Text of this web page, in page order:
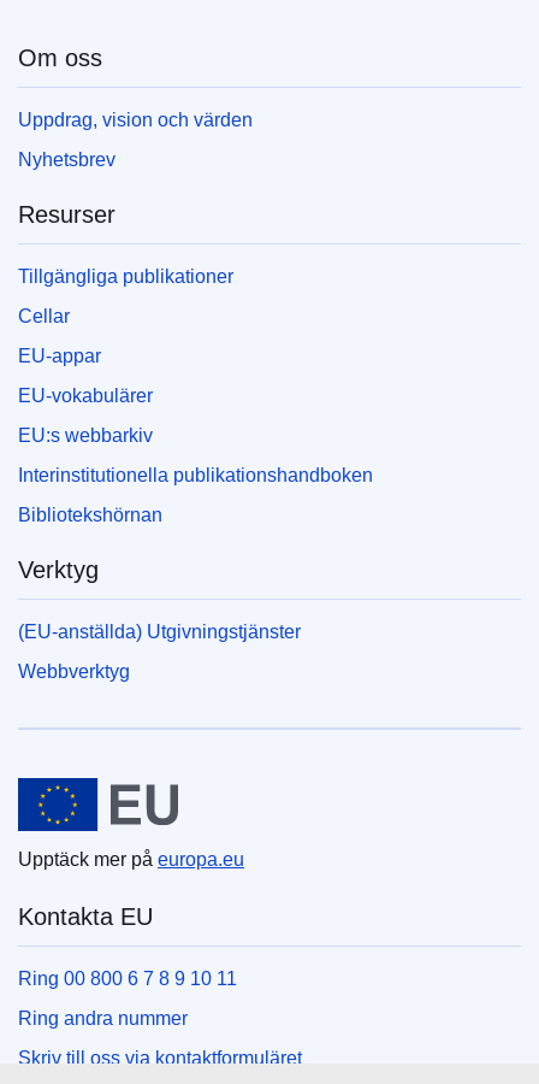
Om oss
Uppdrag, vision och värden
Nyhetsbrev
Resurser
Tillgängliga publikationer
Cellar
EU-appar
EU-vokabulärer
EU:s webbarkiv
Interinstitutionella publikationshandboken
Bibliotekshörnan
Verktyg
(EU-anställda) Utgivningstjänster
Webbverktyg
Europeiska unionen
Upptäck mer på europa.eu
Kontakta EU
Ring 00 800 6 7 8 9 10 11
Ring andra nummer
Skriv till oss via kontaktformuläret